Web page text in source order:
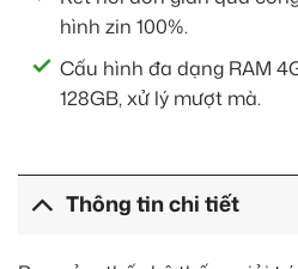
hình zin 100%.
Cấu hình đa dạng RAM
128GB, xử lý mượt mà.
Thông tin chi tiết